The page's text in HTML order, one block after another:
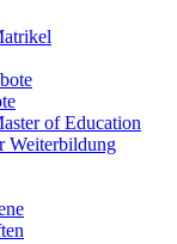
of Education
Weiterbildung